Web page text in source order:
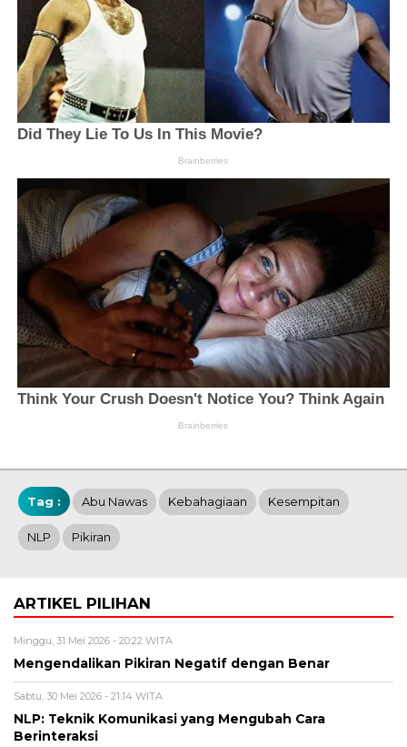
Tag : Abu Nawas Kebahagiaan Kesempitan
NLP Pikiran
ARTIKEL PILIHAN
Minggu, 31 Mei 2026 - 20:22 WITA
Mengendalikan Pikiran Negatif dengan Benar
Sabtu, 30 Mei 2026 - 21:14 WITA
NLP: Teknik Komunikasi yang Mengubah Cara
Berinteraksi